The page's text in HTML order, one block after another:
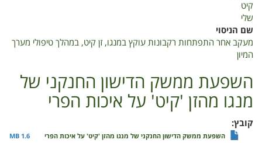
עוקץ
במנגו,
במהלך
טיפולי
מערך
קיט
שלי
שם הניסוי
מעקב אחר התפתחות רקבונות עוקץ במנגו, זן קיט, במהלך טיפולי מערך
המיון
השפעת ממשק הדישון החנקני של
מנגו מהזן 'קיט' על איכות הפרי
קובץ
השפעת ממשק הדישון החנקני של מנגו מהזן 'קיט' על איכות הפרי 1.6 MB